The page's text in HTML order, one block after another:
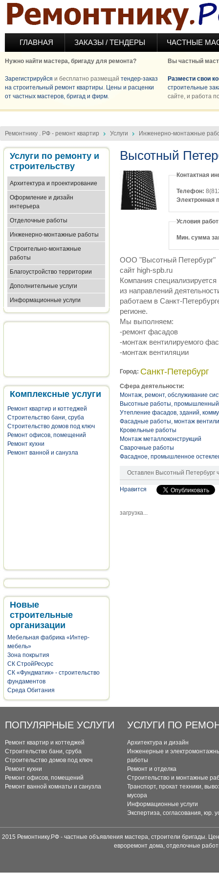
Перейти к основному содержанию
ГЛАВНАЯ ЗАКАЗЫ / ТЕНДЕРЫ ЧАСТНЫЕ
Нужно найти мастера, бригаду для ремонта?
Зарегистрируйся и бесплатно размещай тендер-заказ
на строительный ремонт квартиры. Цены и расценки
от частных мастеров, бригад и фирм.
Вы частный
Размести свои
строительные
сайте, и работа
Ремонтнику . РФ - ремонт квартир Услуги Инженерно-монтажные
Услуги по ремонту и
строительству
Архитектура и проектирование
Оформление и дизайн
интерьера
Отделочные работы
Инженерно-монтажные работы
Строительно-монтажные
работы
Благоустройство территории
Дополнительные услуги
Информационные услуги
Комплексные услуги
Ремонт квартир и коттеджей
Строительство бани, сруба
Строительство домов под ключ
Ремонт офисов, помещений
Ремонт кухни
Ремонт ванной и санузла
Новые
строительные
организации
Мебельная фабрика «Интер-
мебель»
Зона покрытия
СК СтройРесурс
СК «Фундматик» - строительство
фундаментов
Среда Обитания
Высотный
Контактная
Телефон:
Электронная
Условия
Мин. сумма
ООО "Высотный Петербург"
сайт high-spb.ru
Компания
из направлений
работаем в Санкт-
регионе.
Мы выполняем:
-ремонт фасадов
-монтаж вентилируемого
-монтаж вентиляции
Город: Санкт-Петербург
Сфера деятельности:
Монтаж, ремонт, обслуживание
Высотные работы,
Утепление фасадов, зданий,
Фасадные работы, монтаж
Кровельные работы
Монтаж металлоконструкций
Сварочные работы
Фасадное, промышленное
Оставлен Высотный Петербург
Нравится
загрузка...
ПОПУЛЯРНЫЕ УСЛУГИ
Ремонт квартир и коттеджей
Строительство бани, сруба
Строительство домов под ключ
Ремонт кухни
Ремонт офисов, помещений
Ремонт ванной комнаты и санузла
УСЛУГИ ПО
Архитектура и дизайн
Инженерные и
работы
Ремонт и отделка
Строительство и монтажные
Транспорт, прокат техники,
мусора
Информационные услуги
Экспертиза, согласования, юр.
2015 Ремонтнику.РФ - частные объявления мастера, строители бригады.
евроремонт дома, отделочные